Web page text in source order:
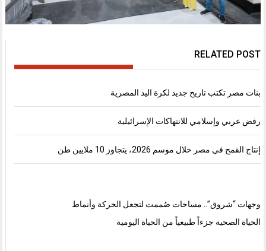
RELATED POST
بنات مصر تكتب تاريخ جديد لكرة اليد المصرية
رفض عربي وإسلامي للانتهاكات الإسرائيلية
إنتاج القمح في مصر خلال موسم 2026، يتجاوز 10 ملايين طن
وجهات “شروق”.. مساحات صُممت لتجعل الحركة وأنماط
الحياة الصحية جزءاً طبيعياً من الحياة اليومية